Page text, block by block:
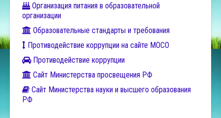
Организация питания в образовательной
организации
Образовательные стандарты и требования
Противодействие коррупции на сайте МОСО
Противодействие коррупции
Сайт Министерства просвещения РФ
Сайт Министерства науки и высшего образования
РФ